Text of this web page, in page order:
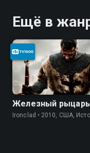
Ещё в
Железный рыцарь
Ironclad • 2010, США,